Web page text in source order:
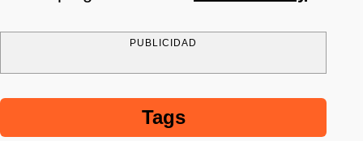
PUBLICIDAD
Tags